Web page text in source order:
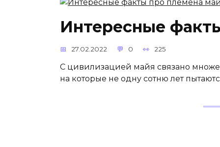
Интересные
27.02.2022 0 225
С цивилизацией майя связано
на которые не одну сотню лет